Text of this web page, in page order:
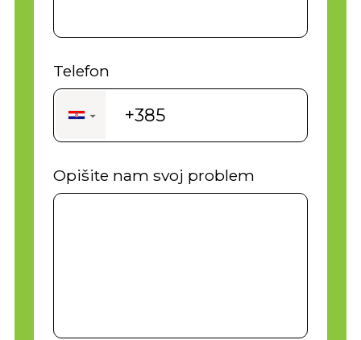
Telefon
▼ +385
Opišite nam svoj problem